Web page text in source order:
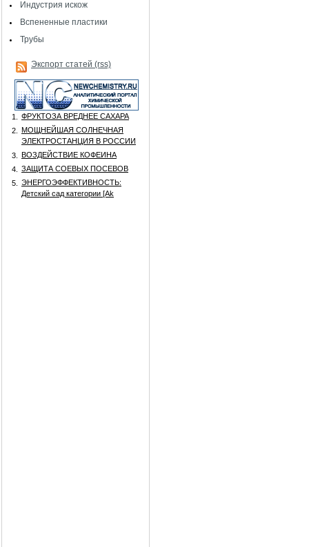
Индустрия искож
Вспененные пластики
Трубы
Экспорт статей (rss)
1.
ФРУКТОЗА ВРЕДНЕЕ САХАРА
2.
МОЩНЕЙШАЯ СОЛНЕЧНАЯ
ЭЛЕКТРОСТАНЦИЯ В РОССИИ
3.
ВОЗДЕЙСТВИЕ КОФЕИНА
4.
ЗАЩИТА СОЕВЫХ ПОСЕВОВ
5.
ЭНЕРГОЭФФЕКТИВНОСТЬ:
Детский сад категории [Аk